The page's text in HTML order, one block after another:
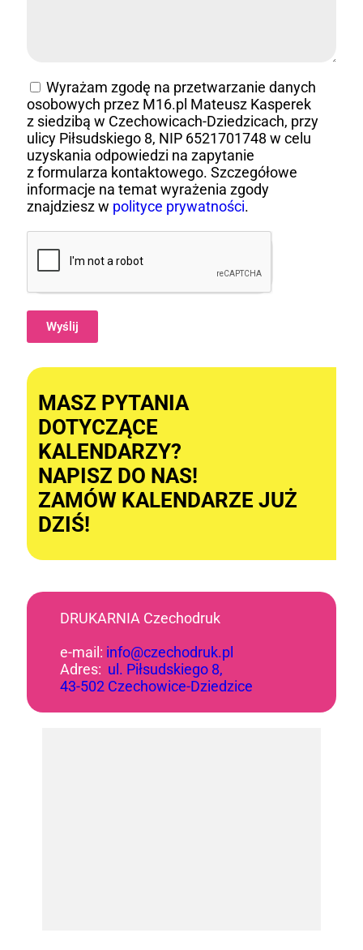
Wyrażam zgodę na przetwarzanie danych
osobowych przez M16.pl Mateusz Kasperek
z siedzibą w Czechowicach-Dziedzicach, przy
ulicy Piłsudskiego 8, NIP 6521701748 w celu
uzyskania odpowiedzi na zapytanie
z formularza kontaktowego. Szczegółowe
informacje na temat wyrażenia zgody
znajdziesz w polityce prywatności.
Wyślij
MASZ PYTANIA
DOTYCZĄCE
KALENDARZY?
NAPISZ DO NAS!
ZAMÓW KALENDARZE JUŻ
DZIŚ!
DRUKARNIA Czechodruk
e-mail: info@czechodruk.pl
Adres: ul. Piłsudskiego 8,
43-502 Czechowice-Dziedzice